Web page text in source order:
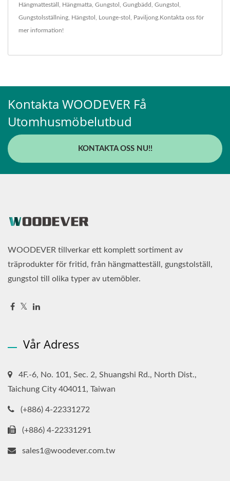
Hängmatteställ Hängmatta Gungstol Gungbädd Gungstol
Gungstolsställning Hängstol Lounge-stol Paviljong Kontakta oss för
mer information!
Kontakta WOODEVER Få
Utomhusmöbelutbud
KONTAKTA OSS NU!!
WOODEVER tillverkar ett komplett sortiment av
träprodukter för fritid, från hängmatteställ, gungstolställ,
gungstol till olika typer av utemöbler.
Vår Adress
4F.-6, No. 101, Sec. 2, Shuangshi Rd., North Dist.,
Taichung City 404011, Taiwan
(+886) 4-22331272
(+886) 4-22331291
sales1@woodever.com.tw